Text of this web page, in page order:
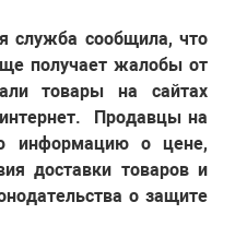
служба сообщила, что
получает жалобы от
товары на сайтах
Продавцы на
информацию о цене,
доставки товаров и
о защите